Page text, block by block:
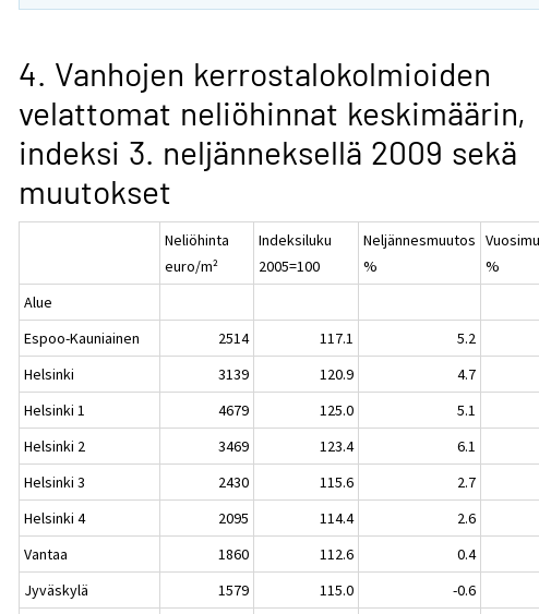
4. Vanhojen kerrostalokolmioiden
velattomat neliöhinnat keskimäärin,
indeksi 3. neljänneksellä 2009 sekä
muutokset
Neliöhinta
euro/m²
Indeksiluku
2005=100
Neljännesmuutos
%
%
Alue
Espoo-Kauniainen
2514 117.1
5.2
Helsinki
3139 120.9
4.7
Helsinki 1
4679 125.0
5.1
Helsinki 2
3469 123.4
6.1
Helsinki 3
2430 115.6
2.7
Helsinki 4
2095 114.4
2.6
Vantaa
1860 112.6
0.4
Jyväskylä
1579 115.0
-0.6